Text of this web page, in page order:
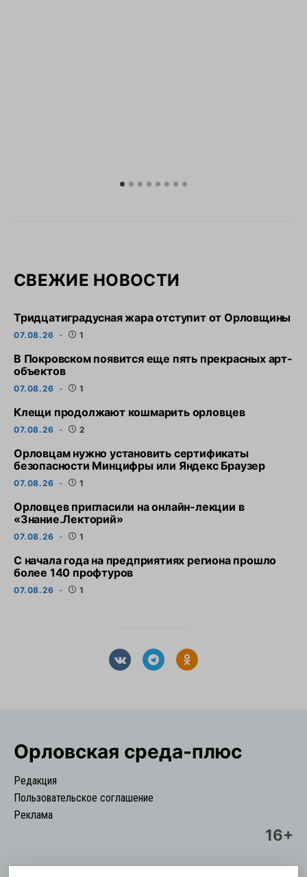
СВЕЖИЕ НОВОСТИ
Тридцатиградусная жара отступит от Орловщины
07.08.26 1
В Покровском появится еще пять прекрасных арт-
объектов
07.08.26 1
Клещи продолжают кошмарить орловцев
07.08.26 2
Орловцам нужно установить сертификаты
безопасности Минцифры или Яндекс Браузер
07.08.26 1
Орловцев пригласили на онлайн-лекции в
«Знание.Лекторий»
07.08.26 1
С начала года на предприятиях региона прошло
более 140 профтуров
07.08.26 1
Орловская cреда-плюс
Редакция
Пользовательское соглашение
Реклама
16+